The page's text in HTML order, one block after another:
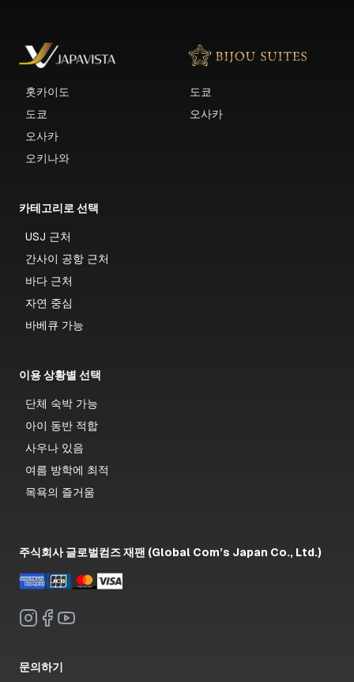
홋카이도
도쿄
오사카
오키나와
도쿄
오사카
카테고리로 선택
USJ 근처
간사이 공항 근처
바다 근처
자연 중심
바베큐 가능
이용 상황별 선택
단체 숙박 가능
아이 동반 적합
사우나 있음
여름 방학에 최적
목욕의 즐거움
주식회사 글로벌컴즈 재팬 (Global Com’s Japan Co., Ltd.)
문의하기